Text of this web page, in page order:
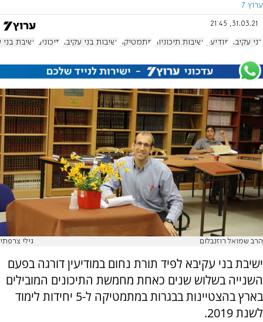
ערוץ 7
31.03.21, 21:45
בני עקיבא מודיעין ישיבות תיכוניות מתמטיקה ישיבות בני עקיבא תיכונים ישיבת בני
הרב שמואל רוזנבלום גילי צרפתי
ישיבת בני עקיבא לפיד תורת נחום במודיעין דורגה בפעם
השנייה בשלוש שנים כאחת מחמשת התיכונים המובילים
בארץ בהצטיינות בבגרות במתמטיקה ל-5 יחידות לימוד
לשנת 2019.